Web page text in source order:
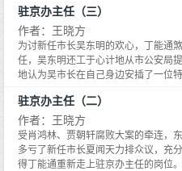
驻京办主任（三）
作者：王晓方
为讨新任市长吴东明的欢心，丁能通
任，吴东明还工于心计地从市公安局
地认为吴市长在自己身边安插了一位
场成也萧何败也萧何的悲剧，致使东
设计的资本迷宫中。与此同时，在吴
团因盲目扩张、经营不善破产倒闭，
江省历史上最大规模的群访事件。小
围绕解放思想必须杀出一条血路的政
驻京办主任（二）
作者：王晓方
受肖鸿林、贾朝轩腐败大案的牵连，
多亏了新任市长夏闻天力排众议，充
得丁能通重新走上驻京办主任的岗位